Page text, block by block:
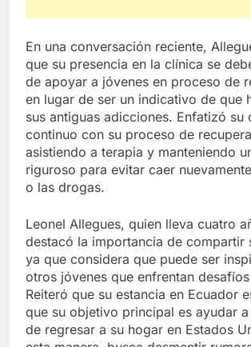
En una conversación reciente,
que su presencia en la clínica se
de apoyar a jóvenes en proceso de
en lugar de ser un indicativo de que
sus antiguas adicciones. Enfatizó su
continuo con su proceso de
asistiendo a terapia y manteniendo
riguroso para evitar caer
o las drogas.
Leonel Allegues, quien lleva cuatro
destacó la importancia de compartir
ya que considera que puede ser
otros jóvenes que enfrentan
Reiteró que su estancia en Ecuador
que su objetivo principal es ayudar
de regresar a su hogar en Estados